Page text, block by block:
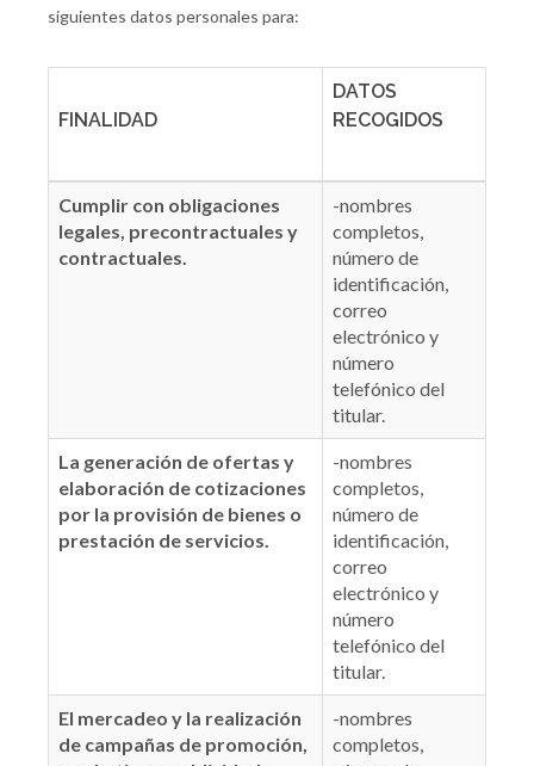
siguientes datos personales para:
FINALIDAD
DATOS
RECOGIDOS
Cumplir con obligaciones
legales, precontractuales y
contractuales.
-nombres
completos,
número de
identificación,
correo
electrónico y
número
telefónico del
titular.
La generación de ofertas y
elaboración de cotizaciones
por la provisión de bienes o
prestación de servicios.
-nombres
completos,
número de
identificación,
correo
electrónico y
número
telefónico del
titular.
El mercadeo y la realización
de campañas de promoción,
-nombres
completos,